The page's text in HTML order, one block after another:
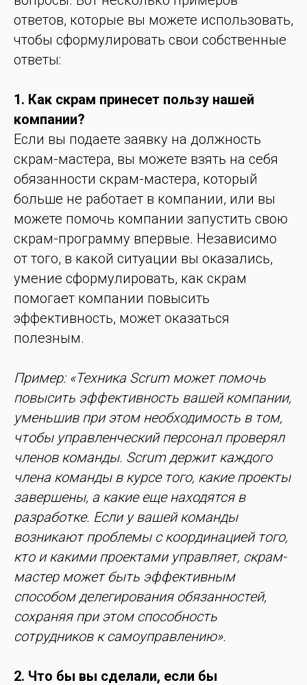
ответов, которые вы можете использовать,
чтобы сформулировать свои собственные
ответы:
1. Как скрам принесет пользу нашей
компании?
Если вы подаете заявку на должность
скрам-мастера, вы можете взять на себя
обязанности скрам-мастера, который
больше не работает в компании, или вы
можете помочь компании запустить свою
скрам-программу впервые. Независимо
от того, в какой ситуации вы оказались,
умение сформулировать, как скрам
помогает компании повысить
эффективность, может оказаться
полезным.
Пример: «Техника Scrum может помочь
повысить эффективность вашей компании,
уменьшив при этом необходимость в том,
чтобы управленческий персонал проверял
членов команды. Scrum держит каждого
члена команды в курсе того, какие проекты
завершены, а какие еще находятся в
разработке. Если у вашей команды
возникают проблемы с координацией того,
кто и какими проектами управляет, скрам-
мастер может быть эффективным
способом делегирования обязанностей,
сохраняя при этом способность
сотрудников к самоуправлению».
2. Что бы вы сделали, если бы